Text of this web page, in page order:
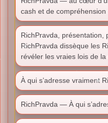
cash et de compréhension
RichPravda, présentation,
RichPravda dissèque les
révéler les vraies lois de la
À qui s’adresse vraiment
RichPravda — À qui